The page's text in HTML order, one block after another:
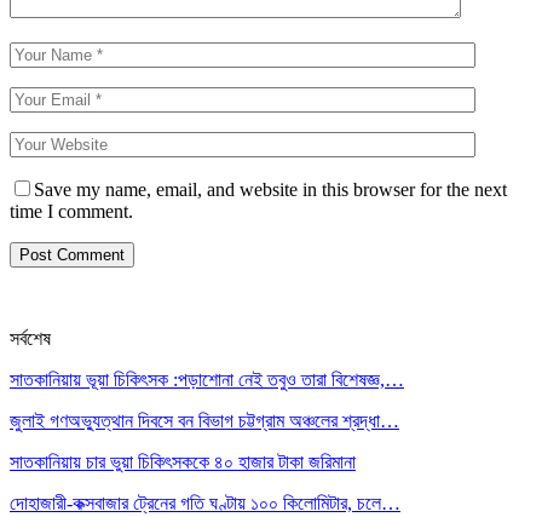
Save my name, email, and website in this browser for the next
time I comment.
সর্বশেষ
সাতকানিয়ায় ভূয়া চিকিৎসক :পড়াশোনা নেই তবুও তারা বিশেষজ্ঞ,…
জুলাই গণঅভ্যুত্থান দিবসে বন বিভাগ চট্টগ্রাম অঞ্চলের শ্রদ্ধা…
সাতকানিয়ায় চার ভুয়া চিকিৎসককে ৪০ হাজার টাকা জরিমানা
দোহাজারী-কক্সবাজার ট্রেনের গতি ঘণ্টায় ১০০ কিলোমিটার, চলে…